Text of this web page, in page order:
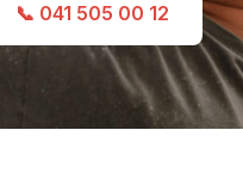
📞 041 505 00 12